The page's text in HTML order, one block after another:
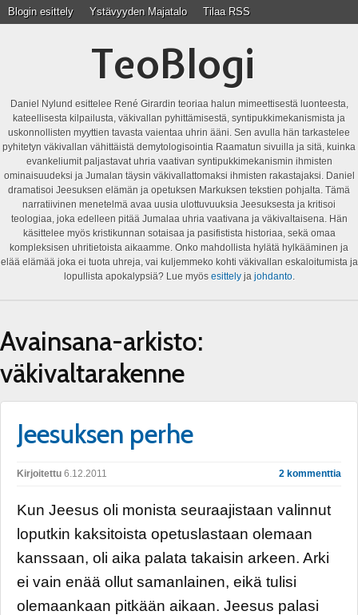
Blogin esittely Ystävyyden Majatalo Tilaa RSS
TeoBlogi
Daniel Nylund esittelee René Girardin teoriaa halun mimeettisestä luonteesta,
kateellisesta kilpailusta, väkivallan pyhittämisestä, syntipukkimekanismista ja
uskonnollisten myyttien tavasta vaientaa uhrin ääni. Sen avulla hän tarkastelee
pyhitetyn väkivallan vähittäistä demytologisointia Raamatun sivuilla ja sitä, kuinka
evankeliumit paljastavat uhria vaativan syntipukkimekanismin ihmisten
ominaisuudeksi ja Jumalan täysin väkivallattomaksi ihmisten rakastajaksi. Daniel
dramatisoi Jeesuksen elämän ja opetuksen Markuksen tekstien pohjalta. Tämä
narratiivinen menetelmä avaa uusia ulottuvuuksia Jeesuksesta ja kritisoi
teologiaa, joka edelleen pitää Jumalaa uhria vaativana ja väkivaltaisena. Hän
käsittelee myös kristikunnan sotaisaa ja pasifistista historiaa, sekä omaa
kompleksisen uhritietoista aikaamme. Onko mahdollista hylätä hylkääminen ja
elää elämää joka ei tuota uhreja, vai kuljemmeko kohti väkivallan eskaloitumista ja
lopullista apokalypsiä? Lue myös esittelyja johdanto.
Avainsana-arkisto:
väkivaltarakenne
Jeesuksen perhe
Kirjoitettu 6.12.2011 2 kommenttia
Kun Jeesus oli monista seuraajistaan valinnut
loputkin kaksitoista opetuslastaan olemaan
kanssaan, oli aika palata takaisin arkeen. Arki
ei vain enää ollut samanlainen, eikä tulisi
olemaankaan pitkään aikaan. Jeesus palasi